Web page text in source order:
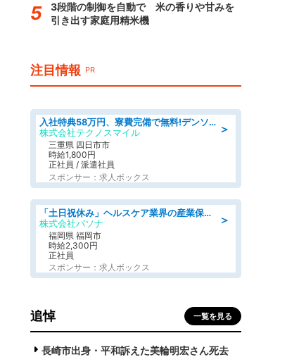
3段階の制御を自動で 米の香りや甘みを
引き出す家庭用精米機
注目情報 PR
＞
入社特典58万円、寮費完備で無料!デンソーで働こう!自動車工場で小型部品の検査業務 denso aichi
株式会社テクノスマイル
三重県 四日市市
時給1,800円
正社員 / 派遣社員
スポンサー：求人ボックス
＞
「土日祝休み」ヘルスケア業界の産業保健師/高時給/未経験OK/要資格:保健師、正看護師
株式会社パソナ
福岡県 福岡市
時給2,300円
正社員
スポンサー：求人ボックス
追悼 一覧を見る
長崎市出身・平和訴えた美輪明宏さん死去